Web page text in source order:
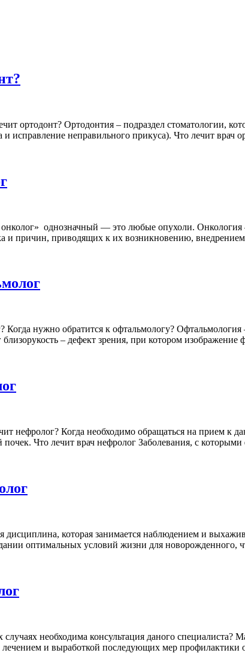
ортодонт? Ортодонтия – подраздел стоматологии,
и исправление неправильного прикуса). Что лечит врач
однозначный — это любые опухоли.
и причин, приводящих к их возникновению,
Когда нужно обратится к офтальмологу?
близорукость – дефект зрения, при котором изображение
нефролог? Когда необходимо обращаться на прием к
почек. Что лечит врач нефролог Заболевания, с
дисциплина, которая занимается наблюдением и
оптимальных условий жизни для
случаях необходима консультация даного
и выработкой последующих мер